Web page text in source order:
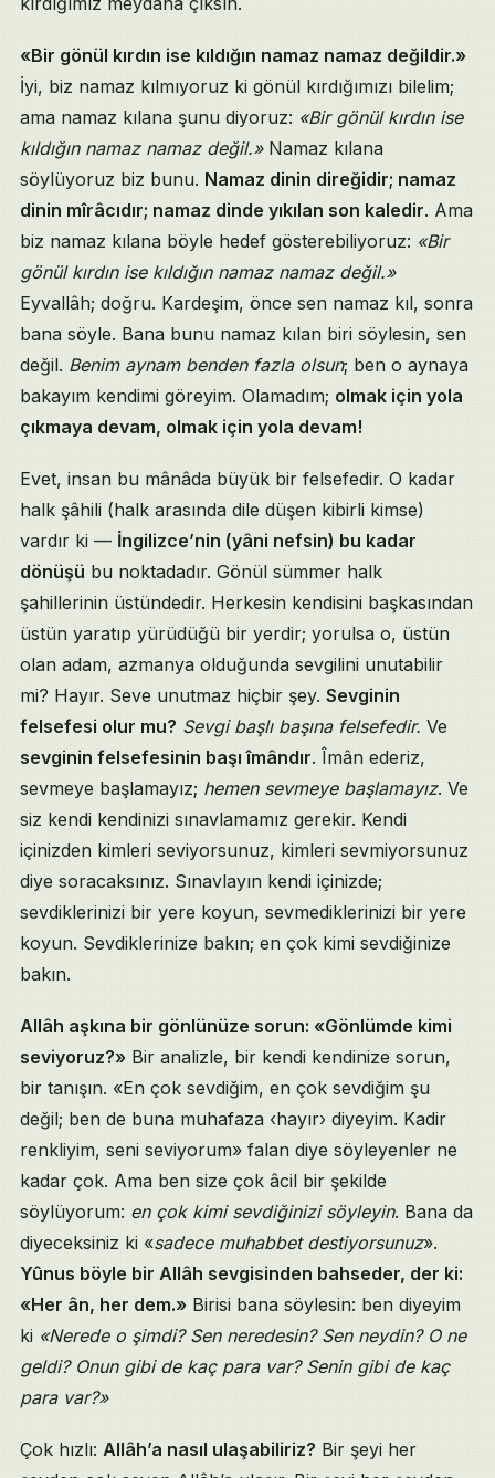
«Bir gönül kırdın ise kıldığın namaz namaz değildir.»
İyi, biz namaz kılmıyoruz ki gönül kırdığımızı bilelim;
ama namaz kılana şunu diyoruz: «Bir gönül kırdın ise
kıldığın namaz namaz değil.»Namaz kılana
söylüyoruz biz bunu. Namaz dinin direğidir; namaz
dinin mîrâcıdır; namaz dinde yıkılan son kaledir. Ama
biz namaz kılana böyle hedef gösterebiliyoruz: «Bir
gönül kırdın ise kıldığın namaz namaz değil.»
Eyvallâh; doğru. Kardeşim, önce sen namaz kıl, sonra
bana söyle. Bana bunu namaz kılan biri söylesin, sen
değil. Benim aynam benden fazla olsun; ben o aynaya
bakayım kendimi göreyim. Olamadım; olmak için yola
çıkmaya devam, olmak için yola devam!
Evet, insan bu mânâda büyük bir felsefedir. O kadar
halk şâhili (halk arasında dile düşen kibirli kimse)
vardır ki — İngilizce’nin (yâni nefsin) bu kadar
dönüşü bu noktadadır. Gönül sümmer halk
şahillerinin üstündedir. Herkesin kendisini başkasından
üstün yaratıp yürüdüğü bir yerdir; yorulsa o, üstün
olan adam, azmanya olduğunda sevgilini unutabilir
mi? Hayır. Seve unutmaz hiçbir şey. Sevginin
felsefesi olur mu? Sevgi başlı başına felsefedir. Ve
sevginin felsefesinin başı îmândır. Îmân ederiz,
sevmeye başlamayız; hemen sevmeye başlamayız. Ve
siz kendi kendinizi sınavlamamız gerekir. Kendi
içinizden kimleri seviyorsunuz, kimleri sevmiyorsunuz
diye soracaksınız. Sınavlayın kendi içinizde;
sevdiklerinizi bir yere koyun, sevmediklerinizi bir yere
koyun. Sevdiklerinize bakın; en çok kimi sevdiğinize
bakın.
Allâh aşkına bir gönlünüze sorun: «Gönlümde kimi
seviyoruz?» Bir analizle, bir kendi kendinize sorun,
bir tanışın. «En çok sevdiğim, en çok sevdiğim şu
değil; ben de buna muhafaza ‹hayır› diyeyim. Kadir
renkliyim, seni seviyorum» falan diye söyleyenler ne
kadar çok. Ama ben size çok âcil bir şekilde
söylüyorum: en çok kimi sevdiğinizi söyleyin. Bana da
diyeceksiniz ki «sadece muhabbet destiyorsunuz».
Yûnus böyle bir Allâh sevgisinden bahseder, der ki:
«Her ân, her dem.» Birisi bana söylesin: ben diyeyim
ki «Nerede o şimdi? Sen neredesin? Sen neydin? O ne
geldi? Onun gibi de kaç para var? Senin gibi de kaç
para var?»
Çok hızlı: Allâh’a nasıl ulaşabiliriz? Bir şeyi her